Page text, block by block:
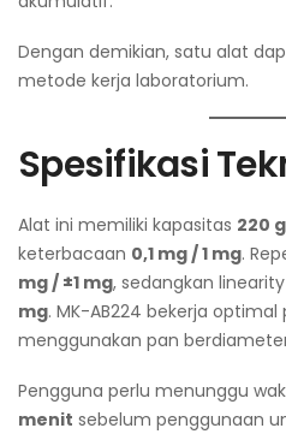
Dengan demikian, satu alat
metode kerja laboratorium.
Spesifikasi
Alat ini memiliki kapasitas 220
keterbacaan 0,1 mg / 1 mg.
mg / ±1 mg, sedangkan
mg. MK-AB224 bekerja optimal
menggunakan pan
Pengguna perlu menunggu
menit sebelum penggunaan